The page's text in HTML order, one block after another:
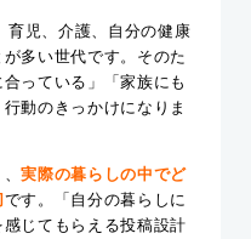
育児、介護、自分の健康
多い世代です。そのた
っている」「家族にも
動のきっかけになりま
、実際の暮らしの中でど
です。「自分の暮らしに
じてもらえる投稿設計